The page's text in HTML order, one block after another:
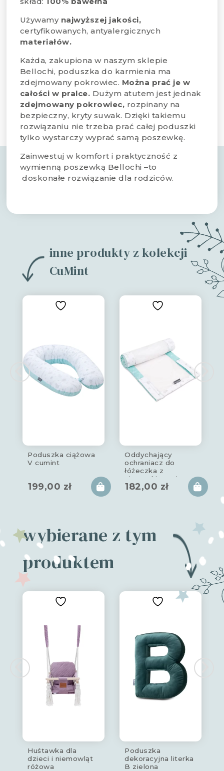
Używamynajwyższej jakości,
certyfikowanych, antyalergicznych
materiałów.
Każda, zakupiona w naszym sklepie
Bellochi, poduszka do karmienia ma
zdejmowany pokrowiec. Można prać je w
całości w pralce. Dużym atutem jest jednak
zdejmowany pokrowiec, rozpinany na
bezpieczny, kryty suwak. Dzięki takiemu
rozwiązaniu nie trzeba prać całej poduszki
tylko wystarczy wyprać samą poszewkę.
Zainwestuj w komfort i praktyczność z
wymienną poszewką Bellochi –to
doskonałe rozwiązanie dla rodziców.
inne produkty z kolekcji
CuMint
Poduszka ciążowa
V cumint
199,00 zł
Oddychający
ochraniacz do
łóżeczka z
siateczki CuMint
180x30cm
182,00 zł
wybierane z tym
produktem
Huśtawka dla
dzieci i niemowląt
różowa
Poduszka
dekoracyjna literka
B zielona